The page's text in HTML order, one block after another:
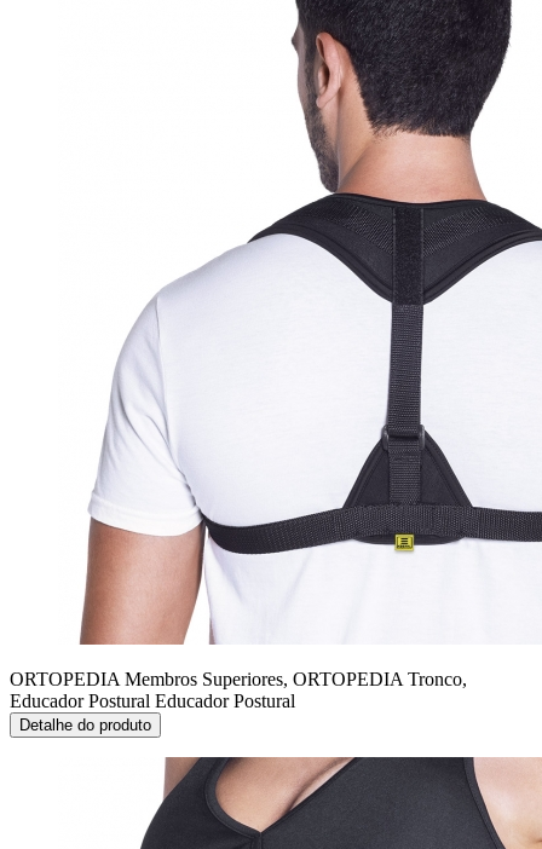
ORTOPEDIA Membros Superiores, ORTOPEDIA Tronco,
Educador Postural Educador Postural
Detalhe do produto